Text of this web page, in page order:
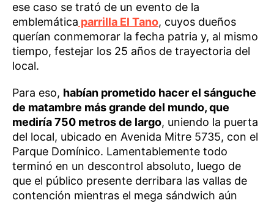
ese caso se trató de un evento de la
emblemática parrilla El Tano, cuyos dueños
querían conmemorar la fecha patria y, al mismo
tiempo, festejar los 25 años de trayectoria del
local.
Para eso, habían prometido hacer el sánguche
de matambre más grande del mundo, que
mediría 750 metros de largo, uniendo la puerta
del local, ubicado en Avenida Mitre 5735, con el
Parque Domínico. Lamentablemente todo
terminó en un descontrol absoluto, luego de
que el público presente derribara las vallas de
contención mientras el mega sándwich aún